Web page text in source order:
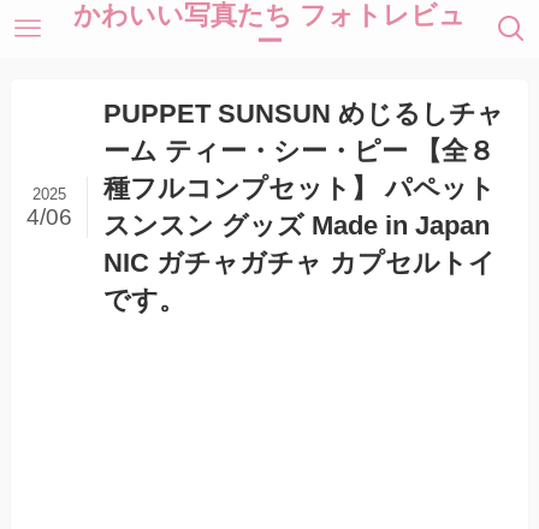
かわいい写真たち フォトレビュ
ー
PUPPET SUNSUN めじるしチャ
ーム ティー・シー・ピー 【全８
種フルコンプセット】 パペット
スンスン グッズ Made in Japan
NIC ガチャガチャ カプセルトイ
です。
2025
4/06